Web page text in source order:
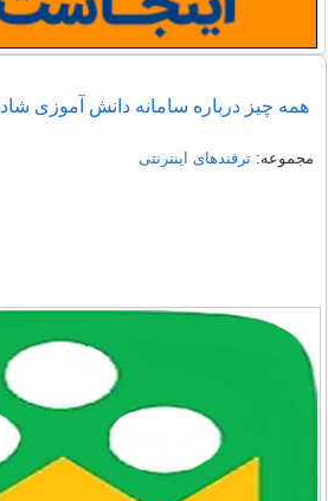
همه چیز درباره سامانه دانش آموزی شاد
مجموعه:ترفندهای اینترنتی